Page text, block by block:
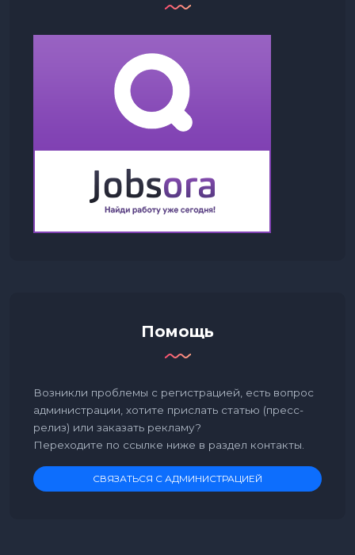
Помощь
Возникли проблемы с регистрацией, есть вопрос
администрации, хотите прислать статью (пресс-
релиз) или заказать рекламу?
Переходите по ссылке ниже в раздел контакты.
СВЯЗАТЬСЯ С АДМИНИСТРАЦИЕЙ